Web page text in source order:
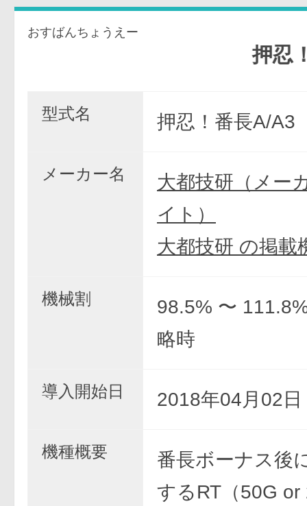
おすばんちょうえー
押忍！番
型式名 押忍！番長A/A3
メーカー名
大都技研（メー
イト）
大都技研 の掲載
機械割
98.5% 〜
略時
導入開始日 2018年04月02日
機種概要
番長ボーナス後
するRT（50G or